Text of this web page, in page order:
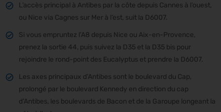
L’accès principal à Antibes par la côte depuis Cannes à l’ouest,
ou Nice via Cagnes sur Mer à l’est, suit la D6007.
Si vous empruntez l’A8 depuis Nice ou Aix-en-Provence,
prenez la sortie 44, puis suivez la D35 et la D35 bis pour
rejoindre le rond-point des Eucalyptus et prendre la D6007.
Les axes principaux d’Antibes sont le boulevard du Cap,
prolongé par le boulevard Kennedy en direction du cap
d’Antibes, les boulevards de Bacon et de la Garoupe longeant la